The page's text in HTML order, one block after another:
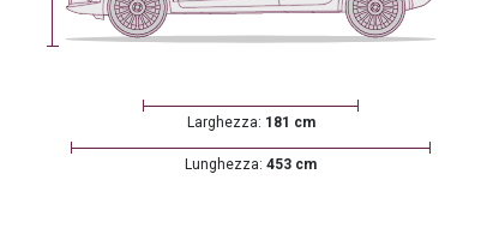
Larghezza: 181 cm
Lunghezza: 453 cm